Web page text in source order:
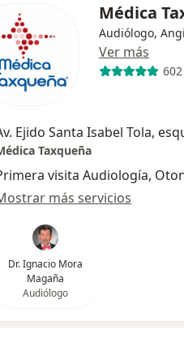
Médica
Audiólogo,
Ver más
Taxqueña
más servicios
Dr. Ignacio Mora
Magaña
Audiólogo